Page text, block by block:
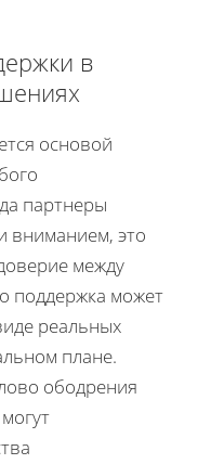
в
основой
партнеры
это
между
поддержка может
реальных
плане.
ободрения